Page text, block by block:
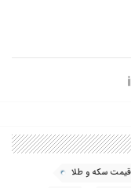
سکه و طلا